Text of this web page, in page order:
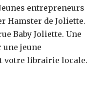
entrepreneurs
Hamster de Joliette.
Baby Joliette. Une
jeune
votre librairie locale.